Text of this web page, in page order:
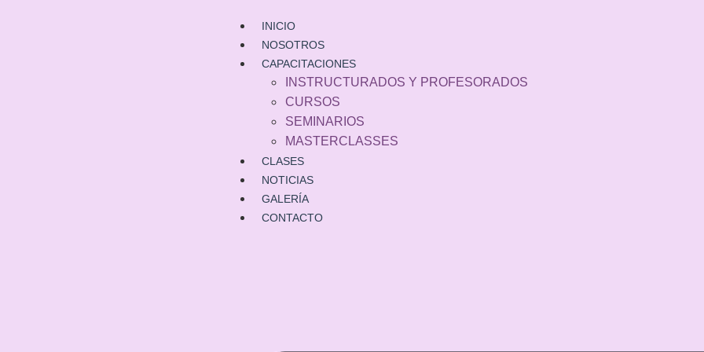
INICIO
NOSOTROS
CAPACITACIONES
INSTRUCTURADOS Y PROFESORADOS
CURSOS
SEMINARIOS
MASTERCLASSES
CLASES
NOTICIAS
GALERÍA
CONTACTO